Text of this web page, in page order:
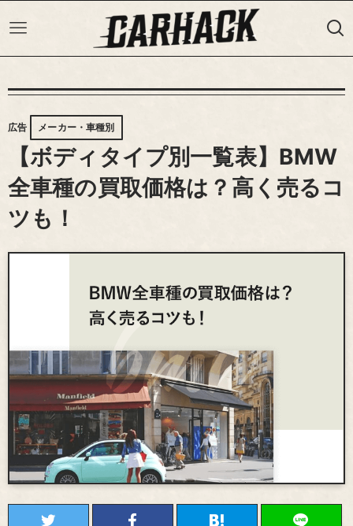
広告 メーカー・車種別
【ボディタイプ別一覧表】BMW
全車種の買取価格は？高く売るコ
ツも！